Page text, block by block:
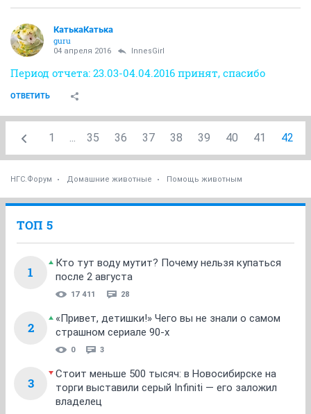
КатькаКатька
guru
04 апреля 2016 InnesGirl
Период отчета: 23.03-04.04.2016 принят, спасибо
ОТВЕТИТЬ
1 ... 35 36 37 38 39 40 41 42
НГС.Форум Домашние животные Помощь животным
ТОП 5
1
Кто тут воду мутит? Почему нельзя купаться
после 2 августа
17 411 28
2
«Привет, детишки!» Чего вы не знали о самом
страшном сериале 90-х
0 3
3
Стоит меньше 500 тысяч: в Новосибирске на
торги выставили серый Infiniti — его заложил
владелец